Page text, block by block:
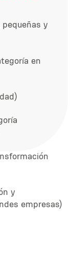
y
en
y
empresas)